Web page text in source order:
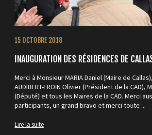
15 OCTOBRE 2018
INAUGURATION DES RÉSIDENCES DE
Merci à Monsieur MARIA Daniel (Maire de
AUDIBERT-TROIN Olivier (Président de la CAD),
(Député) et tous les Maires de la CAD. Merci
participants, un grand bravo et merci toute ...
Lire la suite